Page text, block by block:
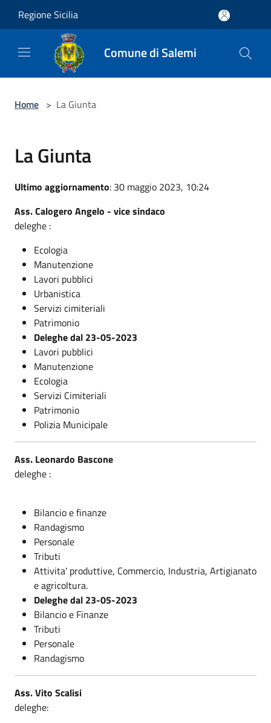
Regione Sicilia
Comune di Salemi
Home > La Giunta
La Giunta
Ultimo aggiornamento: 30 maggio 2023, 10:24
Ass. Calogero Angelo - vice sindaco
deleghe :
Ecologia
Manutenzione
Lavori pubblici
Urbanistica
Servizi cimiteriali
Patrimonio
Deleghe dal 23-05-2023
Lavori pubblici
Manutenzione
Ecologia
Servizi Cimiteriali
Patrimonio
Polizia Municipale
Ass. Leonardo Bascone
deleghe :
Bilancio e finanze
Randagismo
Personale
Tributi
Attivita' produttive, Commercio, Industria, Artigianato
e agricoltura.
Deleghe dal 23-05-2023
Bilancio e Finanze
Tributi
Personale
Randagismo
Ass. Vito Scalisi
deleghe: